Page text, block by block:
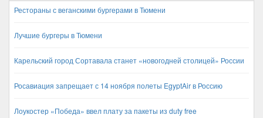
Рестораны с веганскими бургерами в Тюмени
Лучшие бургеры в Тюмени
Карельский город Сортавала станет «новогодней столицей» России
Росавиация запрещает с 14 ноября полеты EgyptAir в Россию
Лоукостер «Победа» ввел плату за пакеты из duty free